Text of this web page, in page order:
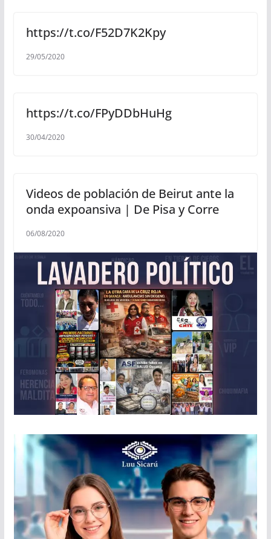
https://t.co/F52D7K2Kpy
29/05/2020
https://t.co/FPyDDbHuHg
30/04/2020
Videos de población de Beirut ante la
onda expoansiva | De Pisa y Corre
06/08/2020